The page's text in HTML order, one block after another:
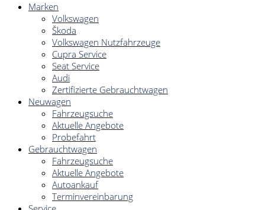
Marken
Volkswagen
Škoda
Volkswagen Nutzfahrzeuge
Cupra Service
Seat Service
Audi
Zertifizierte Gebrauchtwagen
Neuwagen
Fahrzeugsuche
Aktuelle Angebote
Probefahrt
Gebrauchtwagen
Fahrzeugsuche
Aktuelle Angebote
Autoankauf
Terminvereinbarung